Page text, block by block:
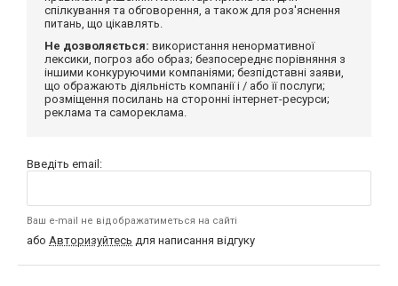
спілкування та обговорення, а також для роз'яснення
питань, що цікавлять.
Не дозволяється: використання ненормативної
лексики, погроз або образ; безпосереднє порівняння з
іншими конкуруючими компаніями; безпідставні заяви,
що ображають діяльність компанії і / або її послуги;
розміщення посилань на сторонні інтернет-ресурси;
реклама та самореклама.
Введіть email:
Ваш e-mail не відображатиметься на сайті
або Авторизуйтесь для написання відгуку